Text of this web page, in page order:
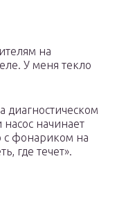
на
У меня текло
диагностическом
начинает
с фонариком на
где течет».